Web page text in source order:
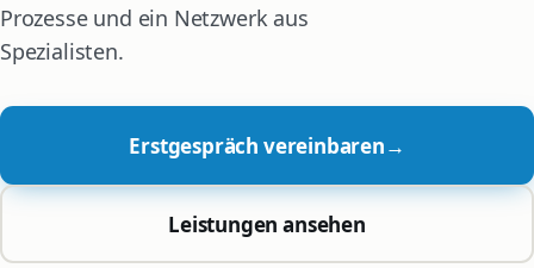
Prozesse und ein Netzwerk aus
Spezialisten.
Erstgespräch vereinbaren→
Leistungen ansehen